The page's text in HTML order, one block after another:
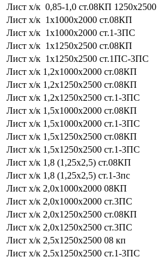
Лист х/к 0,85-1,0 ст.08КП 1250х2500
Лист х/к 1х1000х2000 ст.08КП
Лист х/к 1х1000х2000 ст.1-3ПС
Лист х/к 1х1250х2500 ст.08КП
Лист х/к 1х1250х2500 ст.1ПС-3ПС
Лист х/к 1,2х1000х2000 ст.08КП
Лист х/к 1,2х1250х2500 ст.08КП
Лист х/к 1,2х1250х2500 ст.1-3ПС
Лист х/к 1,5х1000х2000 ст.08КП
Лист х/к 1,5х1000х2000 ст.1-3ПС
Лист х/к 1,5х1250х2500 ст.08КП
Лист х/к 1,5х1250х2500 ст.1-3ПС
Лист х/к 1,8 (1,25х2,5) ст.08КП
Лист х/к 1,8 (1,25х2,5) ст.1-3пс
Лист х/к 2,0х1000х2000 08КП
Лист х/к 2,0х1000х2000 ст.3ПС
Лист х/к 2,0х1250х2500 ст.08КП
Лист х/к 2,0х1250х2500 ст.3ПС
Лист х/к 2,5х1250х2500 08 кп
Лист х/к 2,5х1250х2500 ст.1-3ПС